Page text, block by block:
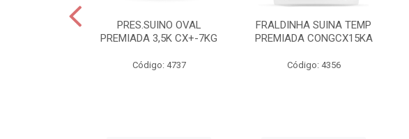
PRES.SUINO OVAL
PREMIADA 3,5K CX+-7KG
Código: 4737
FRALDINHA SUINA TEMP
PREMIADA CONGCX15KA
Código: 4356